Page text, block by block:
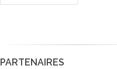
PARTENAIRES